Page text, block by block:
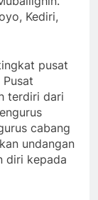
Kediri,
pusat
terdiri dari
cabang
undangan
diri kepada